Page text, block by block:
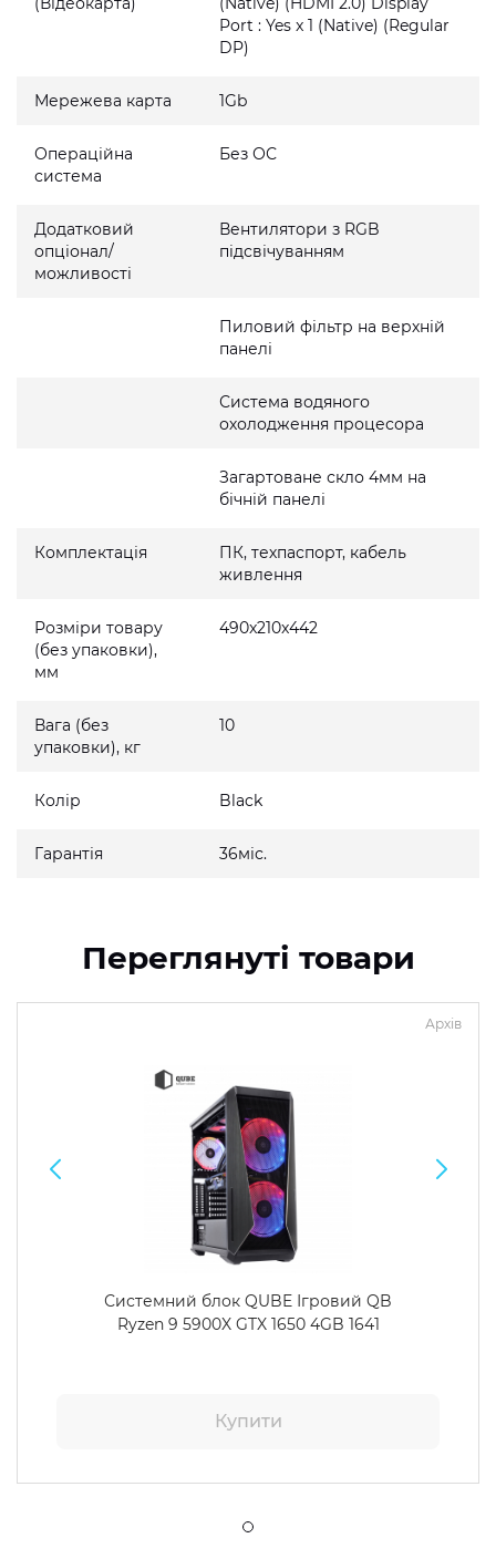
Port : Yes x 1 (Native) (Regular
DP)
Мережева карта 1Gb
Операційна
система
Без ОС
Додатковий
опціонал/
можливості
Вентилятори з RGB
підсвічуванням
Пиловий фільтр на верхній
панелі
Система водяного
охолодження процесора
Загартоване скло 4мм на
бічній панелі
Комплектація
ПК, техпаспорт, кабель
живлення
Розміри товару
(без упаковки),
мм
490x210x442
Вага (без
упаковки), кг
10
Колір Black
Гарантія 36міс.
Переглянуті товари
Архів
Системний блок QUBE Ігровий QB
Ryzen 9 5900X GTX 1650 4GB 1641
Купити